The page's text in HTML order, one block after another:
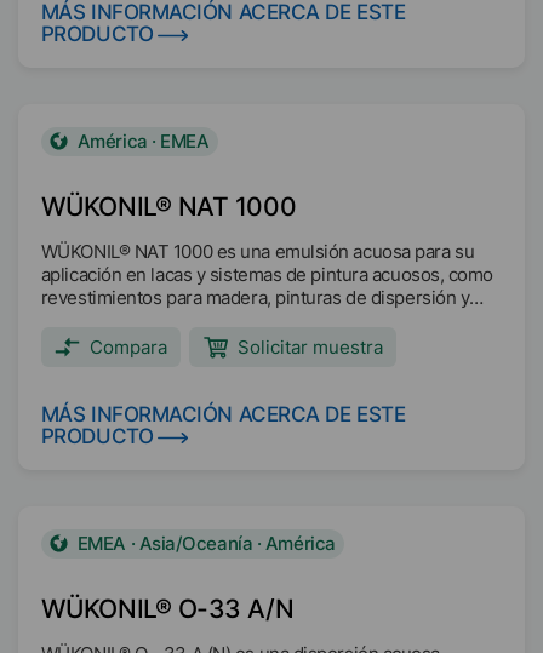
MÁS INFORMACIÓN ACERCA DE ESTE
PRODUCTO
WÜKONIL® NAT 1000
América · EMEA
WÜKONIL® NAT 1000 es una emulsión acuosa para su
aplicación en lacas y sistemas de pintura acuosos, como
revestimientos para madera, pinturas de dispersión y
(calculado sobre el contenido en sólidos) Contenido de
materias primas fácilmente biodegradables >90 %
resistencia a la lluvia temprana y proporciona buenas
propiedades hidrófugas. El secado a temperaturas entre
Compara Solicitar muestra
MÁS INFORMACIÓN ACERCA DE ESTE
PRODUCTO
WÜKONIL® O-33 A/N
EMEA · Asia/Oceanía · América